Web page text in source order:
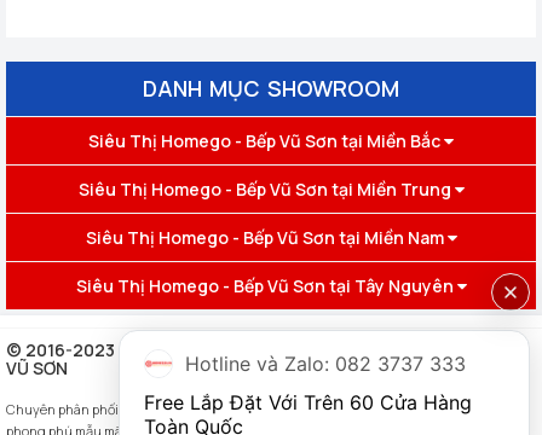
DANH MỤC SHOWROOM
Siêu Thị Homego - Bếp Vũ Sơn tại Miền Bắc
Siêu Thị Homego - Bếp Vũ Sơn tại Miền Trung
Siêu Thị Homego - Bếp Vũ Sơn tại Miền Nam
Siêu Thị Homego - Bếp Vũ Sơn tại Tây Nguyên
© 2016-2023 HỘ KINH DOANH NHÀ THÔNG MNH HOMEGO - BẾP
VŨ SƠN
Chuyên phân phối Thiết bị nhà thông minh,khóa cửa vân tay chính hãng, đa dạng,
phong phú mẫu mã, mức giá hợp lý, kèm khuyến mại không ngừng
Hotline và Zalo: 082 3737 333
Free Lắp Đặt Với Trên 60 Cửa Hàng
Toàn Quốc